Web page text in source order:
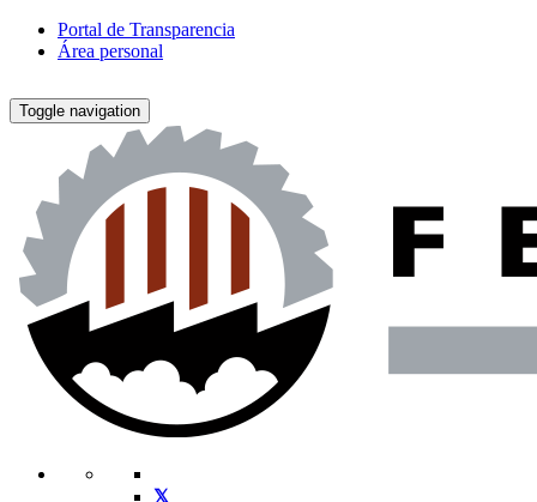
Portal de Transparencia
Área personal
Toggle navigation